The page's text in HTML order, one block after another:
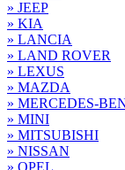
» JEEP
» KIA
» LANCIA
» LAND ROVER
» LEXUS
» MAZDA
» MERCEDES-
» MINI
» MITSUBISHI
» NISSAN
» OPEL